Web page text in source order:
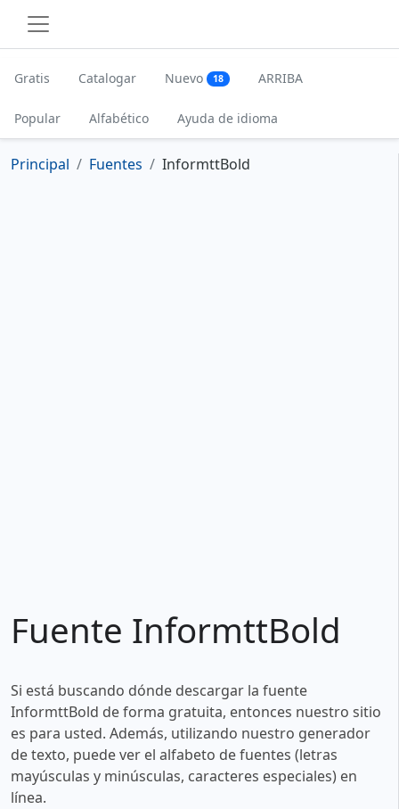
Gratis Catalogar Nuevo 18 ARRIBA
Popular Alfabético Ayuda de idioma
Principal Fuentes InformttBold
Fuente InformttBold
Si está buscando dónde descargar la fuente
InformttBold de forma gratuita, entonces nuestro sitio
es para usted. Además, utilizando nuestro generador
de texto, puede ver el alfabeto de fuentes (letras
mayúsculas y minúsculas, caracteres especiales) en
línea.